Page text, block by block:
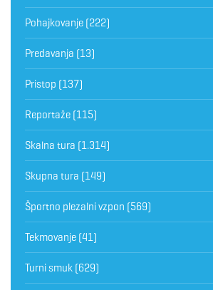
Pohajkovanje (222)
Predavanja (13)
Pristop (137)
Reportaže (115)
Skalna tura (1.314)
Skupna tura (149)
Športno plezalni vzpon (569)
Tekmovanje (41)
Turni smuk (629)